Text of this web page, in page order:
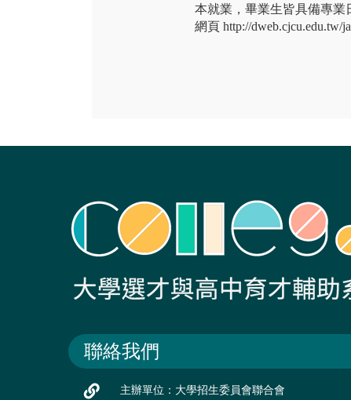
本就業，畢業生皆具備專業
網頁 http://dweb.cjcu.edu.tw/
聯絡我們
主辦單位：大學招生委員會聯合會